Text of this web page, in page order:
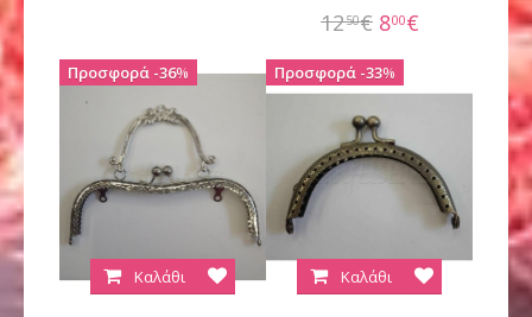
1250€ 800€
Καλάθι
36%
Καλάθι
33%